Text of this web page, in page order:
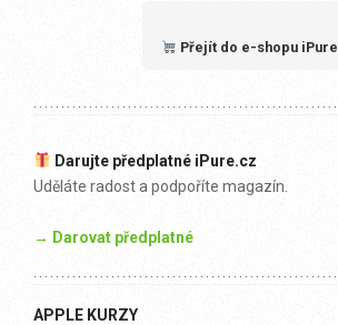
Přejít do e-shopu iPure
Darujte předplatné iPure.cz
Uděláte radost a podpoříte magazín.
→ Darovat předplatné
APPLE KURZY